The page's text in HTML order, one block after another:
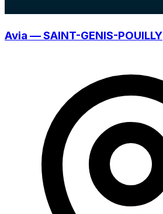
Avia — SAINT-GENIS-POUILLY